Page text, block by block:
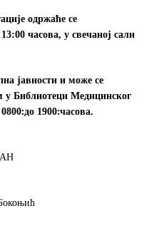
одржаће се
часова, у свечаној сали
јавности и може се
у Библиотеци Медицинског
00 до 19 00 часова.